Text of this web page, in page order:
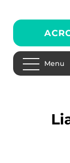
Menu